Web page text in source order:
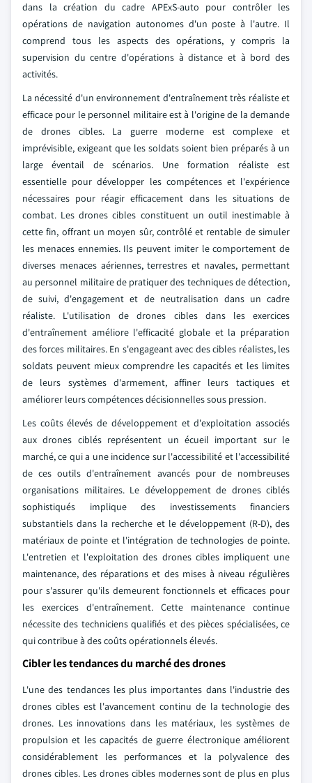
dans la création du cadre APExS-auto pour contrôler les
opérations de navigation autonomes d'un poste à l'autre. Il
comprend tous les aspects des opérations, y compris la
supervision du centre d'opérations à distance et à bord des
activités.
La nécessité d'un environnement d'entraînement très réaliste et
efficace pour le personnel militaire est à l'origine de la demande
de drones cibles. La guerre moderne est complexe et
imprévisible, exigeant que les soldats soient bien préparés à un
large éventail de scénarios. Une formation réaliste est
essentielle pour développer les compétences et l'expérience
nécessaires pour réagir efficacement dans les situations de
combat. Les drones cibles constituent un outil inestimable à
cette fin, offrant un moyen sûr, contrôlé et rentable de simuler
les menaces ennemies. Ils peuvent imiter le comportement de
diverses menaces aériennes, terrestres et navales, permettant
au personnel militaire de pratiquer des techniques de détection,
de suivi, d'engagement et de neutralisation dans un cadre
réaliste. L'utilisation de drones cibles dans les exercices
d'entraînement améliore l'efficacité globale et la préparation
des forces militaires. En s'engageant avec des cibles réalistes, les
soldats peuvent mieux comprendre les capacités et les limites
de leurs systèmes d'armement, affiner leurs tactiques et
améliorer leurs compétences décisionnelles sous pression.
Les coûts élevés de développement et d'exploitation associés
aux drones ciblés représentent un écueil important sur le
marché, ce qui a une incidence sur l'accessibilité et l'accessibilité
de ces outils d'entraînement avancés pour de nombreuses
organisations militaires. Le développement de drones ciblés
sophistiqués implique des investissements financiers
substantiels dans la recherche et le développement (R-D), des
matériaux de pointe et l'intégration de technologies de pointe.
L'entretien et l'exploitation des drones cibles impliquent une
maintenance, des réparations et des mises à niveau régulières
pour s'assurer qu'ils demeurent fonctionnels et efficaces pour
les exercices d'entraînement. Cette maintenance continue
nécessite des techniciens qualifiés et des pièces spécialisées, ce
qui contribue à des coûts opérationnels élevés.
Cibler les tendances du marché des drones
L'une des tendances les plus importantes dans l'industrie des
drones cibles est l'avancement continu de la technologie des
drones. Les innovations dans les matériaux, les systèmes de
propulsion et les capacités de guerre électronique améliorent
considérablement les performances et la polyvalence des
drones cibles. Les drones cibles modernes sont de plus en plus